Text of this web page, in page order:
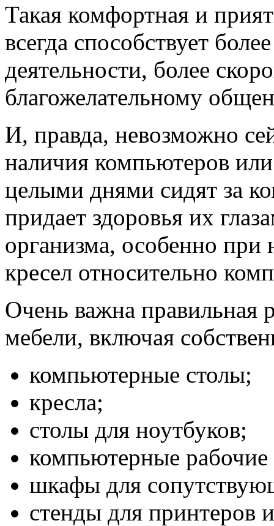
Такая комфортная и
всегда способствует
деятельности, более
благожелательному
И, правда, невозможно
наличия компьютеров
целыми днями сидят за
придает здоровья их
организма, особенно
кресел относительно
Очень важна правильная
мебели, включая
компьютерные столы;
кресла;
столы для ноутбуков;
компьютерные рабочие
шкафы для
стенды для принтеров